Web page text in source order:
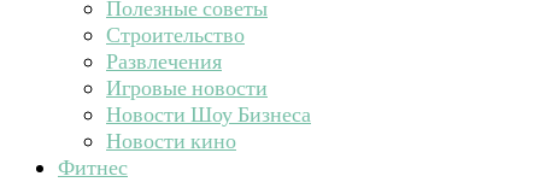
Полезные советы
Строительство
Развлечения
Игровые новости
Новости Шоу Бизнеса
Новости кино
Фитнес